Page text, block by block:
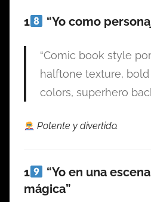
1 “Yo como
“Comic book style
halftone texture,
colors, superhero
Potente y divertido.
1
“Yo en una
mágica”